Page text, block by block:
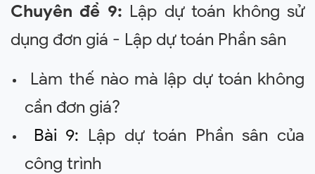
Chuyên đề 9: Lập dự toán không sử
dụng đơn giá - Lập dự toán Phần sân
Làm thế nào mà lập dự toán không
cần đơn giá?
Bài 9: Lập dự toán Phần sân của
công trình